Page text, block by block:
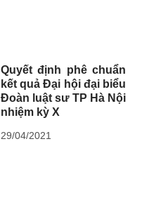
Quyết định phê chuẩn
kết quả Đại hội đại biểu
Đoàn luật sư TP Hà Nội
nhiệm kỳ X
29/04/2021